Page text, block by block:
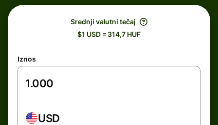
Srednji valutni tečaj
$1 USD = 314,7 HUF
Iznos
USD